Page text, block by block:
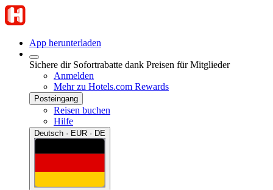
App herunterladen
Sichere dir Sofortrabatte dank Preisen für Mitglieder
Anmelden
Mehr zu Hotels.com Rewards
Posteingang
Reisen buchen
Hilfe
Deutsch · EUR · DE